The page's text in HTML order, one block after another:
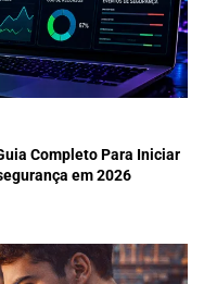
Completo Para Iniciar
em 2026